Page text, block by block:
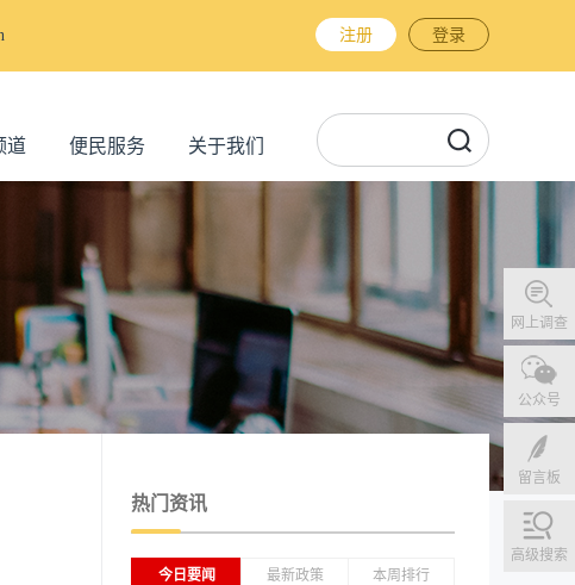
注册 登录
道 便民服务 关于我们
网上调查
公众号
留言板
高级搜索
热门资讯
今日要闻 最新政策 本周排行